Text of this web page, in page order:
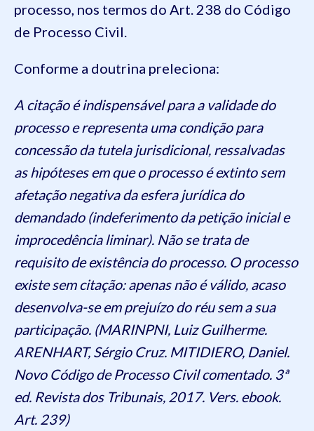
processo, nos termos do Art. 238 do Código
de Processo Civil.
Conforme a doutrina preleciona:
A citação é indispensável para a validade do
processo e representa uma condição para
concessão da tutela jurisdicional, ressalvadas
as hipóteses em que o processo é extinto sem
afetação negativa da esfera jurídica do
demandado (indeferimento da petição inicial e
improcedência liminar). Não se trata de
requisito de existência do processo. O processo
existe sem citação: apenas não é válido, acaso
desenvolva-se em prejuízo do réu sem a sua
participação. (MARINPNI, Luiz Guilherme.
ARENHART, Sérgio Cruz. MITIDIERO, Daniel.
Novo Código de Processo Civil comentado. 3ª
ed. Revista dos Tribunais, 2017. Vers. ebook.
Art. 239)